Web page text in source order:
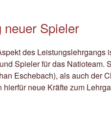
neuer Spieler
des Leistungslehrgangs
Spieler für das Natioteam.
Eschebach), als auch der
hierfür neue Kräfte zum